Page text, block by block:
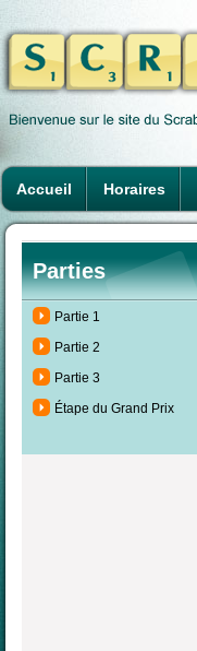
Accueil Horaires
Parties
Partie 1
Partie 2
Partie 3
Étape du Grand Prix